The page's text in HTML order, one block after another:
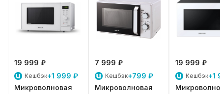
19 999 ₽
Кешбэк+1 999 ₽
Микроволновая
7 999 ₽
Кешбэк+799 ₽
Микроволновая
19 999 ₽
Кешбэк+1